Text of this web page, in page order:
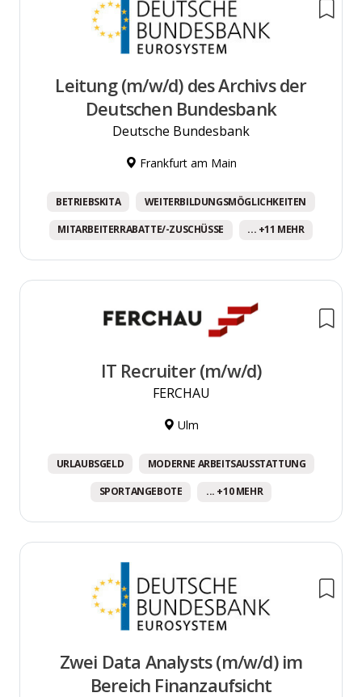
Leitung (m/w/d) des Archivs der
Deutschen Bundesbank
Deutsche Bundesbank
Frankfurt am Main
BETRIEBSKITA WEITERBILDUNGSMÖGLICHKEITEN
MITARBEITERRABATTE/-ZUSCHÜSSE ... +11 MEHR
IT Recruiter (m/w/d)
FERCHAU
Ulm
URLAUBSGELD MODERNE ARBEITSAUSSTATTUNG
SPORTANGEBOTE ... +10 MEHR
Zwei Data Analysts (m/w/d) im
Bereich Finanzaufsicht